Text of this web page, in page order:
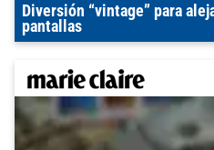
Diversión “vintage” para
pantallas